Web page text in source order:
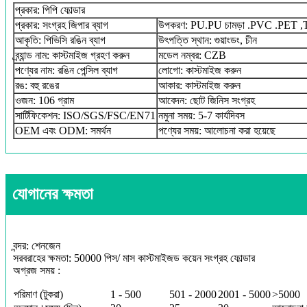
প্রকার: পিপি ফোল্ডার
প্রকার: সংগ্রহ জিপার ব্যাগ
উপকরণ: PU.PU চামড়া .PVC .PET
আকৃতি: পিভিসি রঙিন ব্যাগ
উৎপত্তি স্থান: গুয়াংডং, চীন
ব্র্যান্ড নাম: কাস্টমাইজ গ্রহণ করুন
মডেল নম্বর: CZB
পণ্যের নাম: রঙিন পেন্সিল ব্যাগ
লোগো: কাস্টমাইজ করুন
রঙ: বহু রঙের
আকার: কাস্টমাইজ করুন
ওজন: 106 গ্রাম
আবেদন: ছোট জিনিস সংগ্রহ
সার্টিফিকেশন: ISO/SGS/FSC/EN71 নমুনা সময়: 5-7 কার্যদিবস
OEM এবং ODM: সমর্থন
পণ্যের সময়: আলোচনা করা হয়েছে
যোগানের ক্ষমতা
বন্দর: শেনজেন
সরবরাহের ক্ষমতা: 50000 পিস/ মাস কাস্টমাইজড কয়েন সংগ্রহ ফোল্ডার
অগ্রজ সময় :
পরিমাণ (টুকরা) 1 - 500 501 - 20002001 - 5000>5000